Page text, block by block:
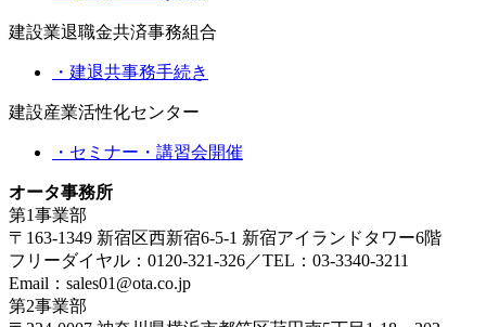
建設業退職金共済事務組合
・建退共事務手続き
建設産業活性化センター
・セミナー・講習会開催
オータ事務所
第1事業部
〒163-1349 新宿区西新宿6-5-1 新宿アイランドタワー6階
フリーダイヤル：0120-321-326／TEL：03-3340-3211
Email：sales01@ota.co.jp
第2事業部